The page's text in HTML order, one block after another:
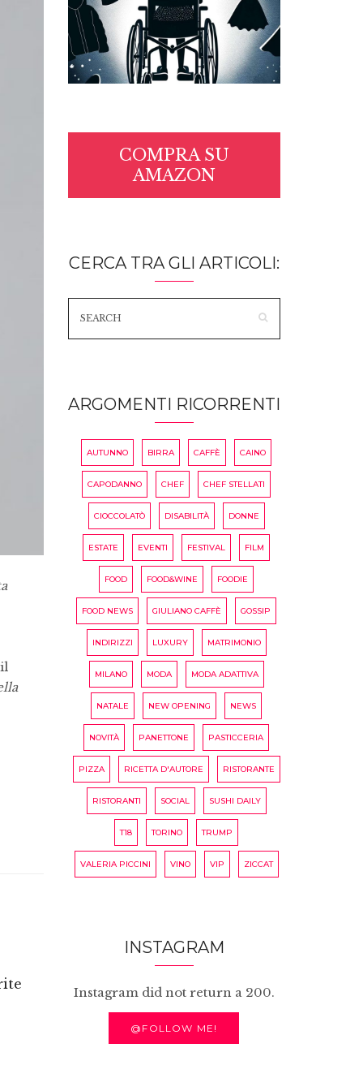
COMPRA SU
AMAZON
CERCA TRA GLI ARTICOLI:
ARGOMENTI RICORRENTI
AUTUNNO BIRRA CAFFÈ CAINO
CAPODANNO CHEF CHEF STELLATI
CIOCCOLATÒ DISABILITÀ DONNE
ESTATE EVENTI FESTIVAL FILM
FOOD FOOD&WINE FOODIE
FOOD NEWS GIULIANO CAFFÈ GOSSIP
INDIRIZZI LUXURY MATRIMONIO
MILANO MODA MODA ADATTIVA
NATALE NEW OPENING NEWS
NOVITÀ PANETTONE PASTICCERIA
PIZZA RICETTA D'AUTORE RISTORANTE
RISTORANTI SOCIAL SUSHI DAILY
T18 TORINO TRUMP
VALERIA PICCINI VINO VIP ZICCAT
INSTAGRAM
Instagram did not return a 200.
@FOLLOW ME!